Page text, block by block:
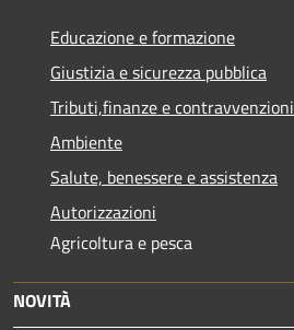
Educazione e formazione
Giustizia e sicurezza pubblica
Tributi,finanze e contravvenzioni
Ambiente
Salute, benessere e assistenza
Autorizzazioni
Agricoltura e pesca
NOVITÀ